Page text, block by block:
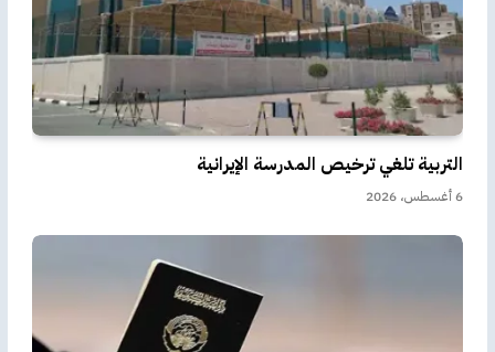
التربية تلغي ترخيص المدرسة الإيرانية
6 أغسطس، 2026